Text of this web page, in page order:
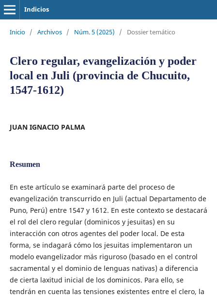
Indicios
Inicio / Archivos / Núm. 5 (2025) / Dossier temático
Clero regular, evangelización y poder
local en Juli (provincia de Chucuito,
1547-1612)
JUAN IGNACIO PALMA
Resumen
En este artículo se examinará parte del proceso de
evangelización transcurrido en Juli (actual Departamento de
Puno, Perú) entre 1547 y 1612. En este contexto se destacará
el rol del clero regular (dominicos y jesuitas) en su
interacción con otros agentes del poder local. De esta
forma, se indagará cómo los jesuitas implementaron un
modelo evangelizador más riguroso (basado en el control
sacramental y el dominio de lenguas nativas) a diferencia
de cierta laxitud inicial de los dominicos. Para ello, se
tendrán en cuenta las tensiones existentes entre el clero, la